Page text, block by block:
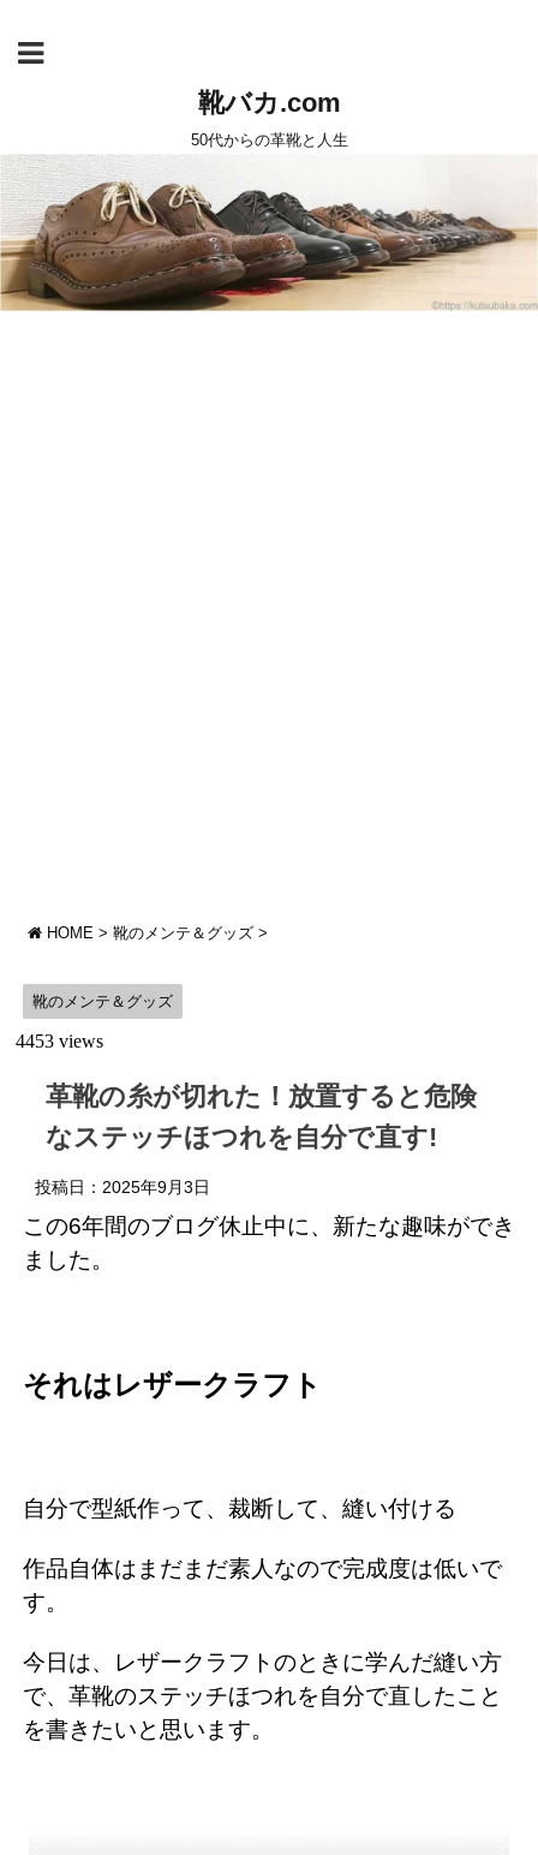
靴バカ.com
50代からの革靴と人生
HOME > 靴のメンテ＆グッズ >
靴のメンテ＆グッズ
4453 views
革靴の糸が切れた！放置すると危険
なステッチほつれを自分で直す!
投稿日： 2025年9月3日
この6年間のブログ休止中に、新たな趣味ができ
ました。
それはレザークラフト
自分で型紙作って、裁断して、縫い付ける
作品自体はまだまだ素人なので完成度は低いで
す。
今日は、レザークラフトのときに学んだ縫い方
で、革靴のステッチほつれを自分で直したこと
を書きたいと思います。